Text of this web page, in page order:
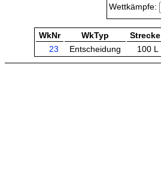
Wettkämpfe:
WkNr WkTyp Strecke
23
Entscheidung 100 L